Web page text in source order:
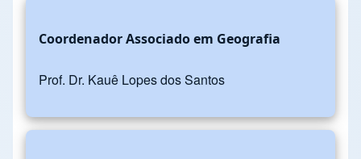
Coordenador Associado em Geografia
Prof. Dr. Kauê Lopes dos Santos